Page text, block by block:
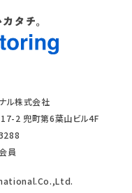
ル株式会社
2 兜町第6葉山ビル4F
員